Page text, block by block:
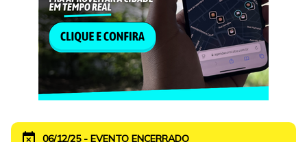
event_busy 06/12/25 - EVENTO ENCERRADO